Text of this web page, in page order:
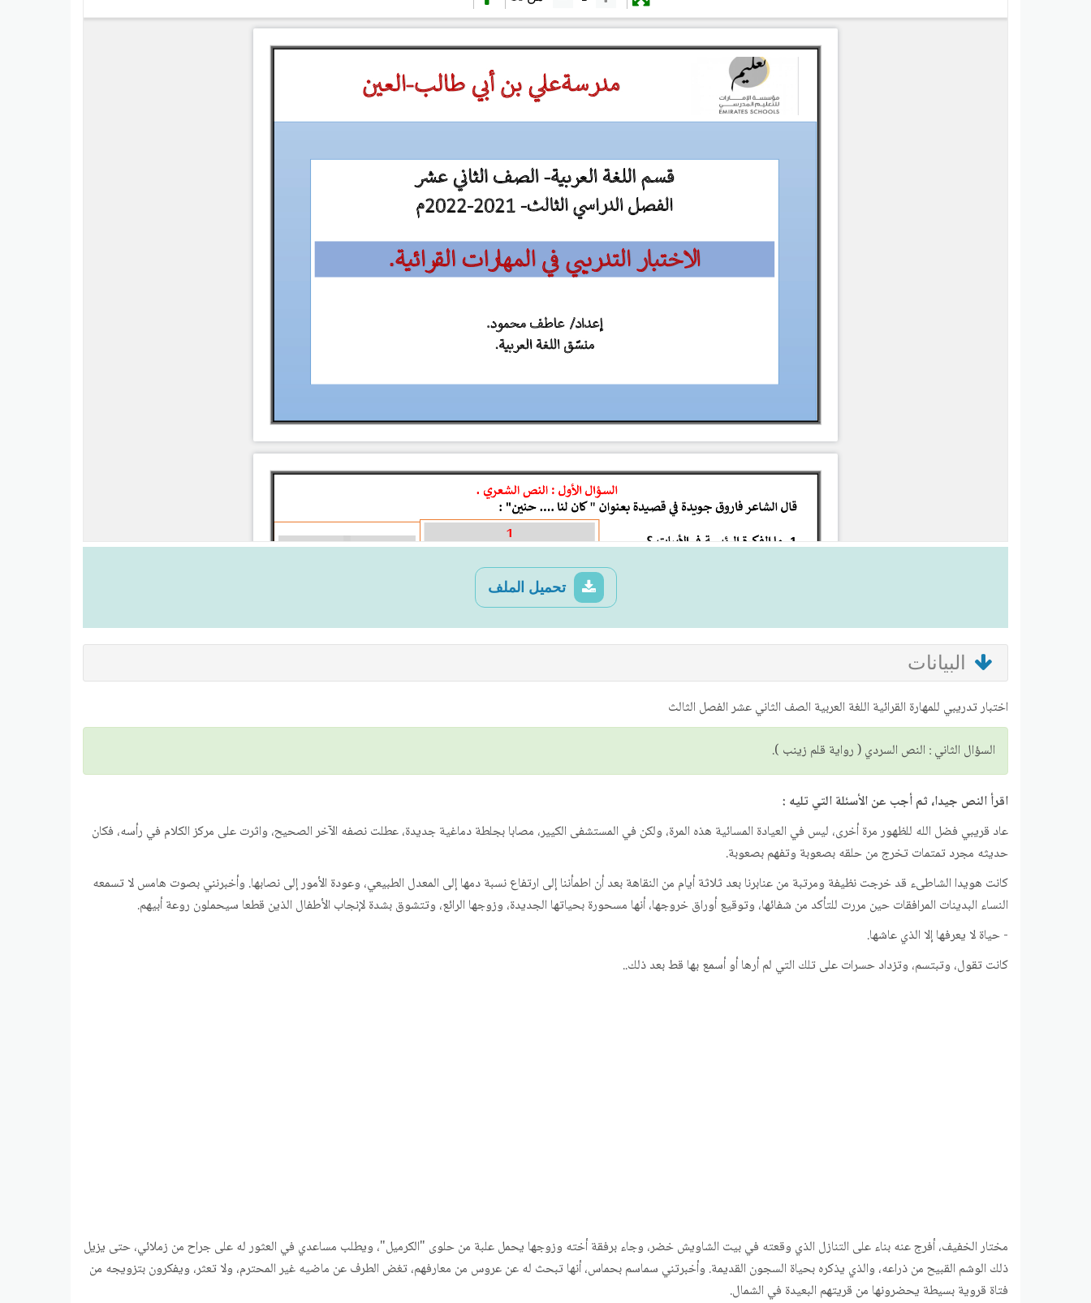
تحميل الملف
البيانات
اختبار تدريبي للمهارة القرائية اللغة العربية الصف الثاني عشر الفصل الثالث
السؤال الثاني : النص السردي ( رواية قلم زينب ).
اقرأ النص جيدا، ثم أجب عن الأسئلة التي تليه :
عاد قريبي فضل الله للظهور مرة أخرى، ليس في العيادة المسائية هذه المرة، ولكن في المستشفى الكيير، مصابا بجلطة دماغية جديدة، عطلت نصفه الآخر الصحيح، واثرت على مركز الكلام في رأسه، فكان
حديثه مجرد تمتمات تخرج من حلقه بصعوبة وتفهم بصعوبة.
كانت هويدا الشاطىء قد خرجت نظيفة ومرتبة من عنابرنا بعد ثلاثة أيام من النقاهة بعد أن اطمأننا إلى ارتفاع نسبة دمها إلى المعدل الطبيعي، وعودة الأمور إلى نصابها. وأخبرنني بصوت هامس لا تسمعه
النساء البدينات المرافقات حين مررت للتأكد من شفائها، وتوقيع أوراق خروجها، أنها مسحورة بحياتها الجديدة، وزوجها الرائع، وتتشوق بشدة لإنجاب الأطفال الذين قطعا سيحملون روعة أبيهم.
- حياة لا يعرفها إلا الذي عاشها.
كانت تقول، وتبتسم، وتزداد حسرات على تلك التي لم أرها أو أسمع بها قط بعد ذلك..
مختار الخفيف، أفرج عنه بناء على التنازل الذي وقعته في بيت الشاويش خضر، وجاء برفقة أخته وزوجها يحمل علبة من حلوى "الكرميل"، ويطلب مساعدي في العثور له على جراح من زملائي، حتى يزيل
ذلك الوشم القبيح من ذراعه، والذي يذكره بحياة السجون القديمة. وأخبرتني سماسم بحماس، أنها تبحث له عن عروس من معارفهم، تغض الطرف عن ماضيه غير المحترم، ولا تعثر، ويفكرون بتزويجه من
فتاة قروية بسيطة يحضرونها من قريتهم البعيدة في الشمال.